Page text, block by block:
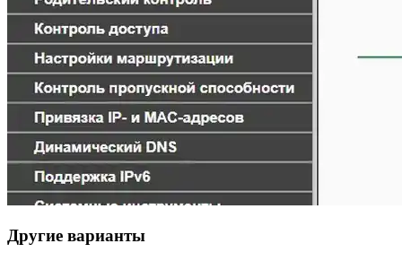
Другие варианты